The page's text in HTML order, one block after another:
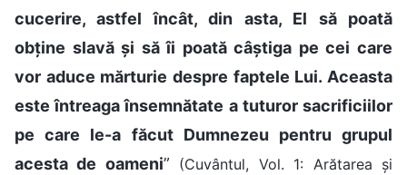
cucerire, astfel încât, din asta, El să poată
obține slavă și să îi poată câștiga pe cei care
vor aduce mărturie despre faptele Lui. Aceasta
este întreaga însemnătate a tuturor sacrificiilor
pe care le-a făcut Dumnezeu pentru grupul
acesta de oameni” (Cuvântul, Vol. 1: Arătarea și